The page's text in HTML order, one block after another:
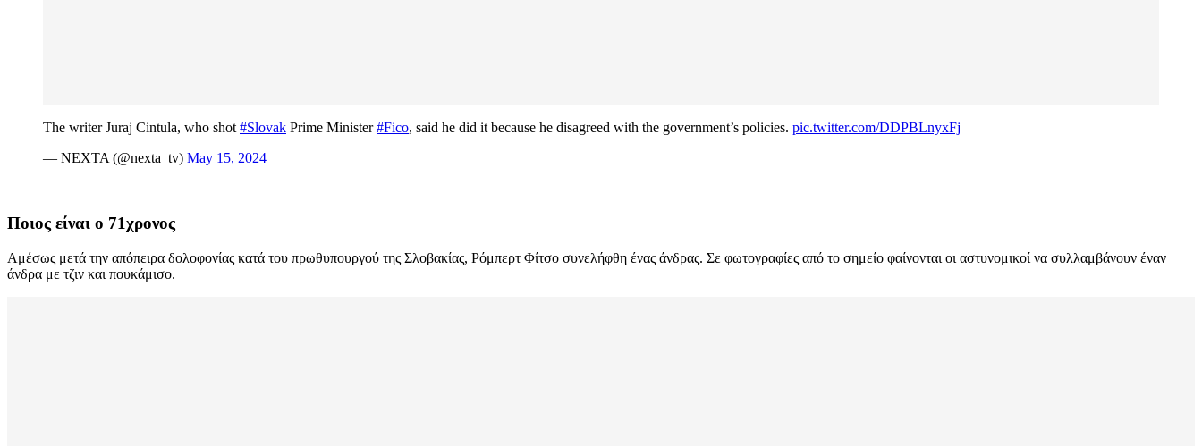
The writer Juraj Cintula, who shot #Slovak Prime Minister#Fico, said he did it because he disagreed with the government’s policies. pic.twitter.com/DDPBLnyxFj
— NEXTA (@nexta_tv) May 15, 2024
Ποιος είναι ο 71χρονος
Αμέσως μετά την απόπειρα δολοφονίας κατά του πρωθυπουργού της Σλοβακίας, Ρόμπερτ Φίτσο συνελήφθη ένας άνδρας. Σε φωτογραφίες από το σημείο φαίνονται οι αστυνομικοί να συλλαμβάνουν έναν
άνδρα με τζιν και πουκάμισο.